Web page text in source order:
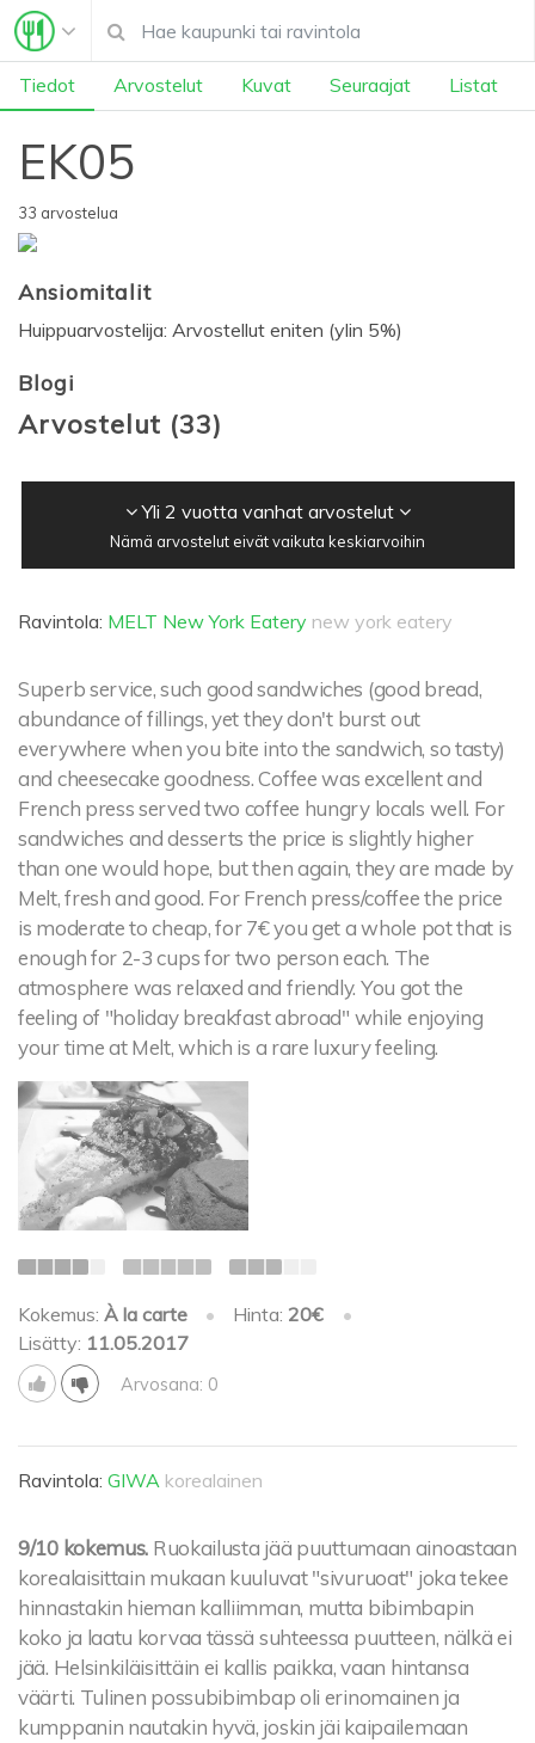
Tiedot Arvostelut Kuvat Seuraajat Listat
EK05
33 arvostelua
Ansiomitalit
Huippuarvostelija: Arvostellut eniten (ylin 5%)
Blogi
Arvostelut (33)
Yli 2 vuotta vanhat arvostelut
Nämä arvostelut eivät vaikuta keskiarvoihin
Ravintola: MELT New York Eatery new york eatery
Superb service, such good sandwiches (good bread,
abundance of fillings, yet they don't burst out
everywhere when you bite into the sandwich, so tasty)
and cheesecake goodness. Coffee was excellent and
French press served two coffee hungry locals well. For
sandwiches and desserts the price is slightly higher
than one would hope, but then again, they are made by
Melt, fresh and good. For French press/coffee the price
is moderate to cheap, for 7€ you get a whole pot that is
enough for 2-3 cups for two person each. The
atmosphere was relaxed and friendly. You got the
feeling of "holiday breakfast abroad" while enjoying
your time at Melt, which is a rare luxury feeling.
Kokemus: À la carte • Hinta: 20€
•
Lisätty: 11.05.2017
Arvosana: 0
Ravintola: GIWA korealainen
9/10 kokemus. Ruokailusta jää puuttumaan ainoastaan
korealaisittain mukaan kuuluvat "sivuruoat" joka tekee
hinnastakin hieman kalliimman, mutta bibimbapin
koko ja laatu korvaa tässä suhteessa puutteen, nälkä ei
jää. Helsinkiläisittäin ei kallis paikka, vaan hintansa
väärti. Tulinen possubibimbap oli erinomainen ja
kumppanin nautakin hyvä, joskin jäi kaipailemaan